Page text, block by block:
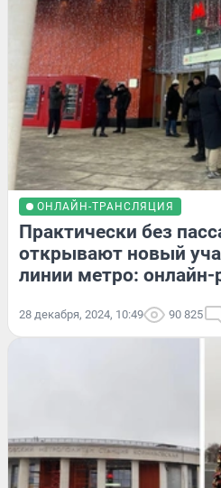
ОНЛАЙН-ТРАНСЛЯЦИЯ
Практически без
открывают новый
линии метро:
28 декабря, 2024, 10:49 90 825